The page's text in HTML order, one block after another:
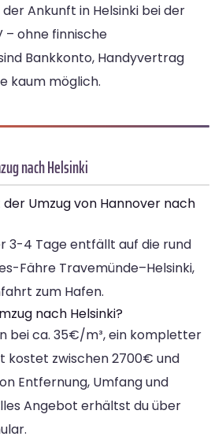
Ankunft in Helsinki bei der
– ohne finnische
Bankkonto, Handyvertrag
kaum möglich.
nach Helsinki
Umzug von Hannover nach
3-4 Tage entfällt auf die rund
Fähre Travemünde–Helsinki,
zum Hafen.
nach Helsinki?
bei ca. 35€/m³, ein kompletter
kostet zwischen 2700€ und
Entfernung, Umfang und
Angebot erhältst du über